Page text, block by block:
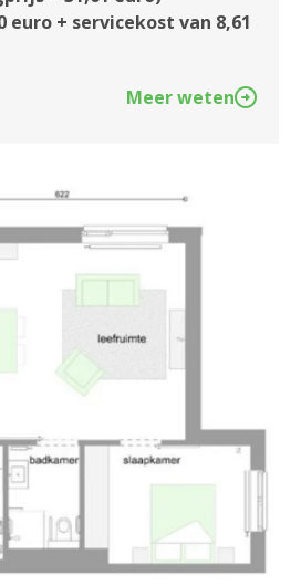
euro + servicekost van 8,61
Meer weten